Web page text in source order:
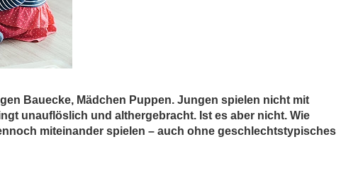
Bauecke, Mädchen Puppen. Jungen spielen nicht mit
unauflöslich und althergebracht. Ist es aber nicht. Wie
miteinander spielen – auch ohne geschlechtstypisches